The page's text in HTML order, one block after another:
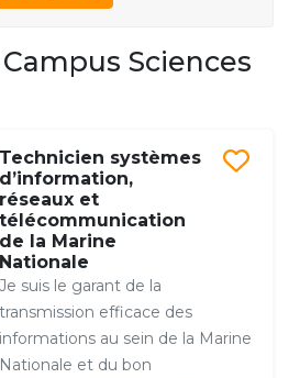
Sciences
Technicien systèmes
d’information,
réseaux et
télécommunication
de la Marine
Nationale
Je suis le garant de la
transmission efficace des
informations au sein de la Marine
Nationale et du bon